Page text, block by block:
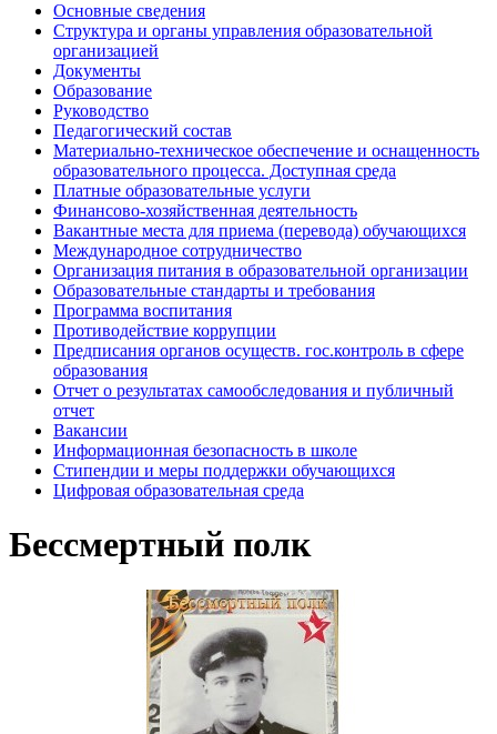
Основные сведения
Структура и органы управления образовательной
организацией
Документы
Образование
Руководство
Педагогический состав
Материально-техническое обеспечение и оснащенность
образовательного процесса. Доступная среда
Платные образовательные услуги
Финансово-хозяйственная деятельность
Вакантные места для приема (перевода) обучающихся
Международное сотрудничество
Организация питания в образовательной организации
Образовательные стандарты и требования
Программа воспитания
Противодействие коррупции
Предписания органов осуществ. гос.контроль в сфере
образования
Отчет о результатах самообследования и публичный
отчет
Вакансии
Информационная безопасность в школе
Стипендии и меры поддержки обучающихся
Цифровая образовательная среда
Бессмертный полк